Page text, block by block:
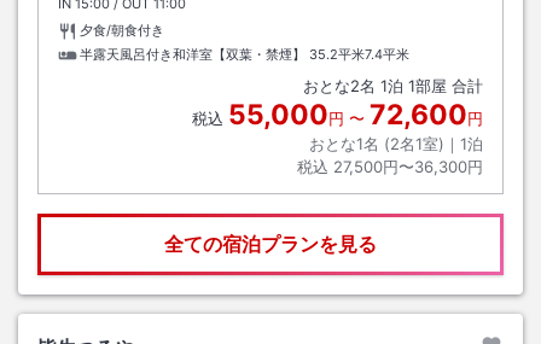
IN チェックイン
15:00 / OUT チェックアウト
11:00
夕食/朝食付き
半露天風呂付き和洋室【双葉・禁煙】
35.2平米7.4平米
おとな2名 1泊 1部屋 合計
税込 55,000円 〜 72,600円
おとな1名 (2名1室)｜ 1泊
税込 27,500円〜36,300円
全ての宿泊プランを見る